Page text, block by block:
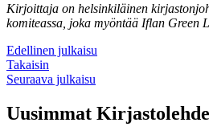
Kirjoittaja on helsinkiläinen
komiteassa, joka myöntää Iflan Green
Edellinen julkaisu
Takaisin
Seuraava julkaisu
Uusimmat